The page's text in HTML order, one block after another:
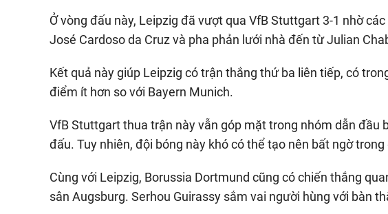
Ở vòng đấu này, Leipzig đã vượt qua VfB Stuttgart 3-1 nhờ
José Cardoso da Cruz và pha phản lưới nhà đến từ Julian
Kết quả này giúp Leipzig có trận thắng thứ ba liên tiếp, có
điểm ít hơn so với Bayern Munich.
VfB Stuttgart thua trận này vẫn góp mặt trong nhóm dẫn đầu
đấu. Tuy nhiên, đội bóng này khó có thể tạo nên bất ngờ
Cùng với Leipzig, Borussia Dortmund cũng có chiến thắng
sân Augsburg. Serhou Guirassy sắm vai người hùng với bàn